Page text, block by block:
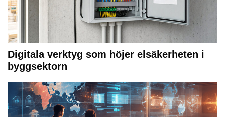
Digitala verktyg som höjer elsäkerheten i
byggsektorn